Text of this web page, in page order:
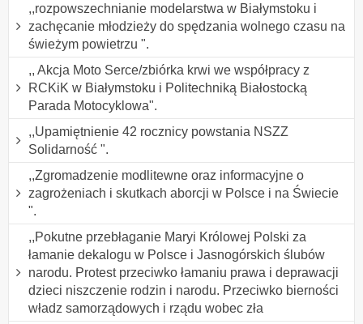
,,rozpowszechnianie modelarstwa w Białymstoku i
zachęcanie młodzieży do spędzania wolnego czasu na
świeżym powietrzu ".
,, Akcja Moto Serce/zbiórka krwi we współpracy z
RCKiK w Białymstoku i Politechniką Białostocką
Parada Motocyklowa".
,,Upamiętnienie 42 rocznicy powstania NSZZ
Solidarność ".
,,Zgromadzenie modlitewne oraz informacyjne o
zagrożeniach i skutkach aborcji w Polsce i na Świecie
".
,,Pokutne przebłaganie Maryi Królowej Polski za
łamanie dekalogu w Polsce i Jasnogórskich ślubów
narodu. Protest przeciwko łamaniu prawa i deprawacji
dzieci niszczenie rodzin i narodu. Przeciwko bierności
władz samorządowych i rządu wobec zła